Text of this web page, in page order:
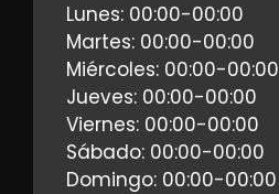
Lunes: 00:00-00:00
Martes: 00:00-00:00
Miércoles: 00:00-00:00
Jueves: 00:00-00:00
Viernes: 00:00-00:00
Sábado: 00:00-00:00
Domingo: 00:00-00:00